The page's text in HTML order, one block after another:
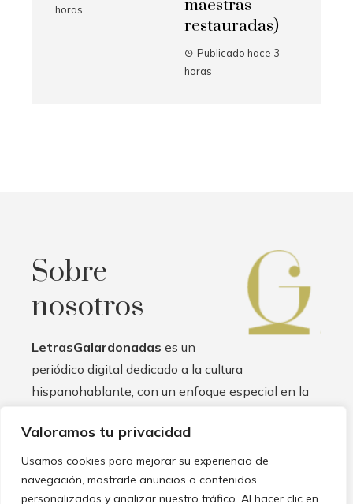
Valoramos tu privacidad
Usamos cookies para mejorar su experiencia de
navegación, mostrarle anuncios o contenidos
personalizados y analizar nuestro tráfico. Al hacer clic en
horas
maestras
restauradas)
Publicado hace 3
horas
Sobre
nosotros
LetrasGalardonadas es un
periódico digital dedicado a la cultura
hispanohablante, con un enfoque especial en la
la escritura y la lectura en español, brindando un
espacio para que autores, críticos y lectores se
reúnan y compartan sus pasiones.Leer más -->